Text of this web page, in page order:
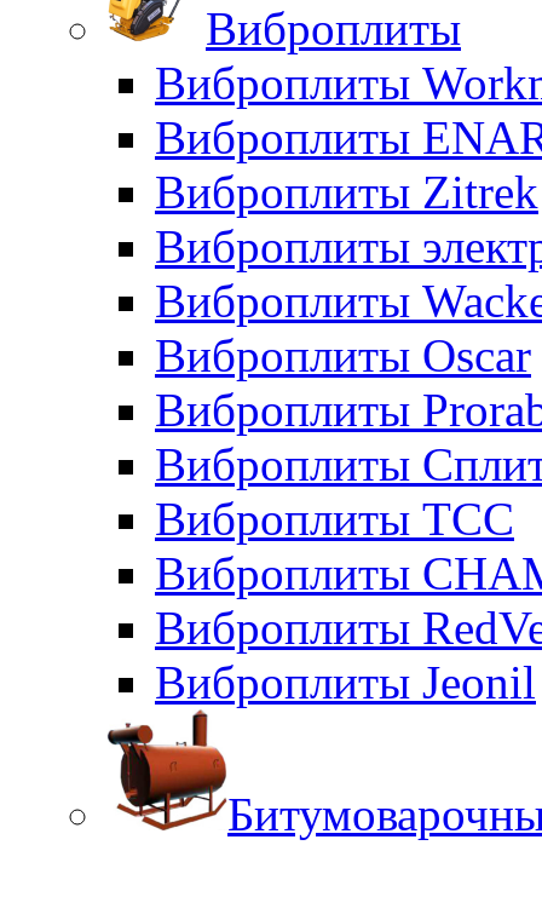
Виброплиты
Виброплиты
Виброплиты
Виброплиты Zitrek
Виброплиты
Виброплиты
Виброплиты Oscar
Виброплиты
Виброплиты
Виброплиты ТСС
Виброплиты
Виброплиты
Виброплиты Jeonil